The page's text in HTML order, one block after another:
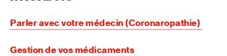
Parler avec votre médecin (Coronaropathie)
Gestion de vos médicaments